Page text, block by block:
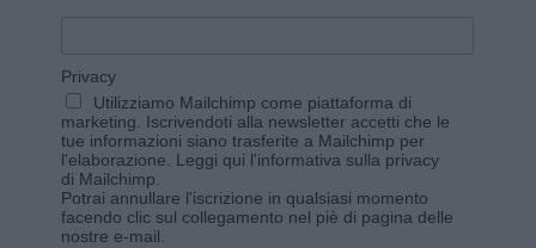
Privacy
Utilizziamo Mailchimp come piattaforma di
marketing. Iscrivendoti alla newsletter accetti che le
tue informazioni siano trasferite a Mailchimp per
l'elaborazione. Leggi qui l'informativa sulla privacy
di Mailchimp.
Potrai annullare l'iscrizione in qualsiasi momento
facendo clic sul collegamento nel piè di pagina delle
nostre e-mail.